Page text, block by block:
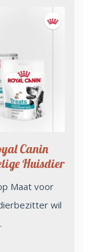
Canin
Huisdier
Maat voor
wil